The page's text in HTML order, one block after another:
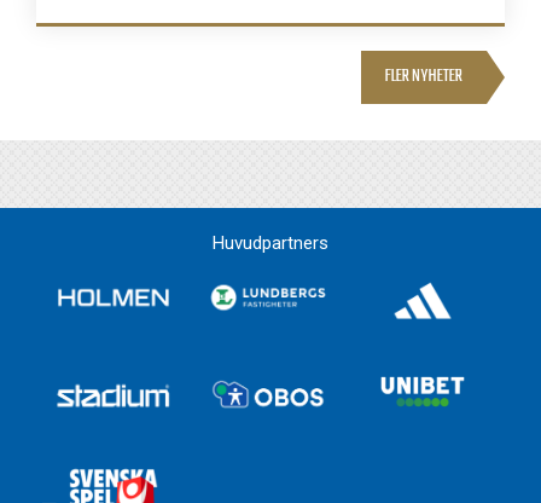
FLER NYHETER
Huvudpartners